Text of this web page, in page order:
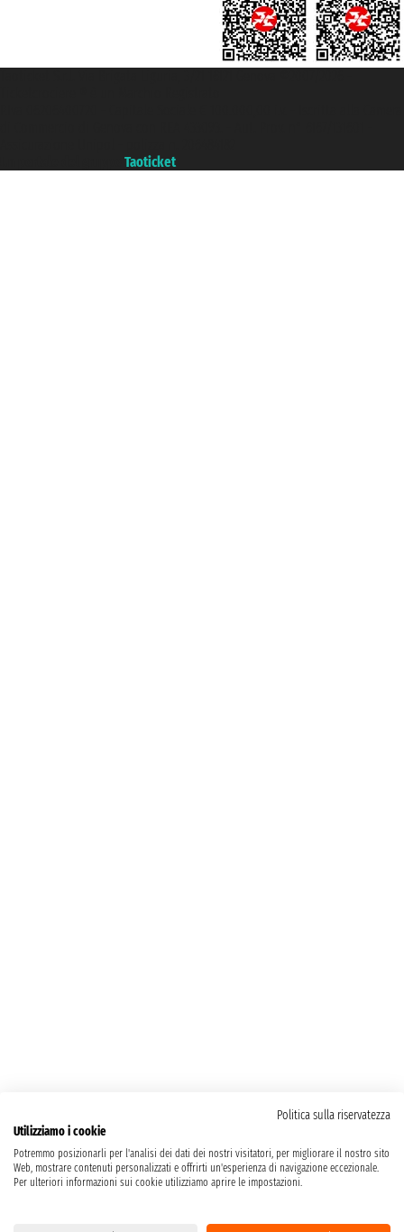
Taoticket
Politica sulla riservatezza
Utilizziamo i cookie
Potremmo posizionarli per l'analisi dei dati dei nostri visitatori, per migliorare il nostro sito
Web, mostrare contenuti personalizzati e offrirti un'esperienza di navigazione eccezionale.
Per ulteriori informazioni sui cookie utilizziamo aprire le impostazioni.